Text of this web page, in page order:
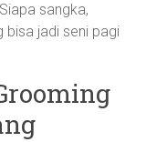
sangka,
bisa jadi seni pagi